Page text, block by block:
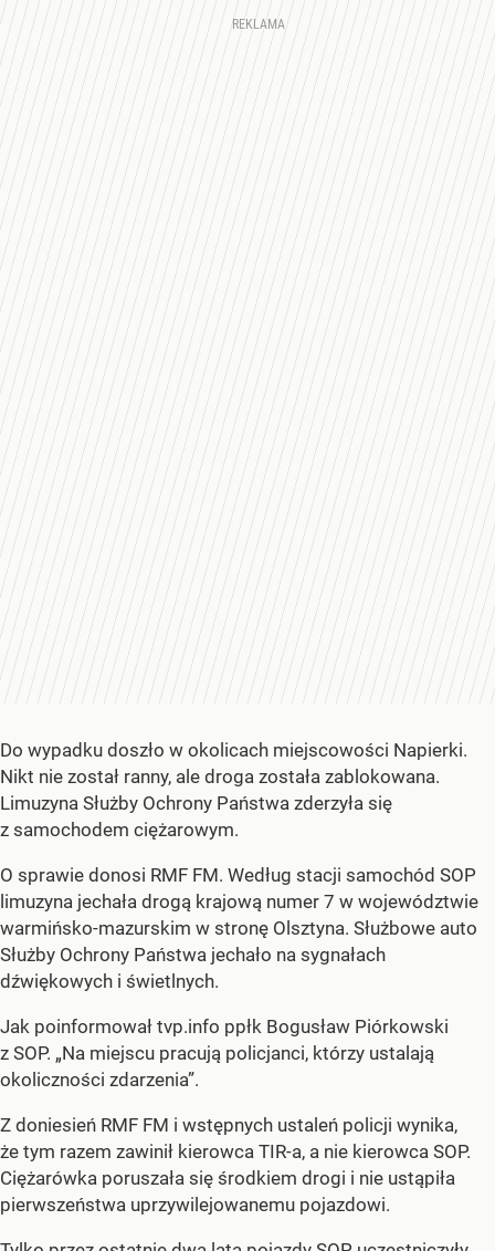
Do wypadku doszło w okolicach miejscowości Napierki.
Nikt nie został ranny, ale droga została zablokowana.
Limuzyna Służby Ochrony Państwa zderzyła się
z samochodem ciężarowym.
O sprawie donosi RMF FM. Według stacji samochód SOP
limuzyna jechała drogą krajową numer 7 w województwie
warmińsko-mazurskim w stronę Olsztyna. Służbowe auto
Służby Ochrony Państwa jechało na sygnałach
dźwiękowych i świetlnych.
Jak poinformował tvp.info ppłk Bogusław Piórkowski
z SOP. „Na miejscu pracują policjanci, którzy ustalają
okoliczności zdarzenia”.
Z doniesień RMF FM i wstępnych ustaleń policji wynika,
że tym razem zawinił kierowca TIR-a, a nie kierowca SOP.
Ciężarówka poruszała się środkiem drogi i nie ustąpiła
pierwszeństwa uprzywilejowanemu pojazdowi.